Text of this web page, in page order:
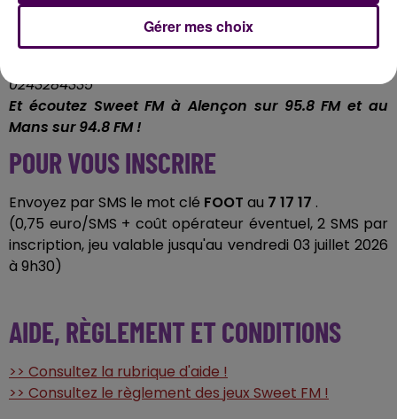
Zac de l'océane
0243284335
Et écoutez Sweet FM à Alençon sur 95.8 FM et au
Mans sur 94.8 FM !
POUR VOUS INSCRIRE
Envoyez par SMS le mot clé FOOT au 7 17 17 .
(0,75 euro/SMS + coût opérateur éventuel, 2 SMS par
inscription, jeu valable jusqu'au vendredi 03 juillet 2026
à 9h30)
AIDE, RÈGLEMENT ET CONDITIONS
>> Consultez la rubrique d'aide !
>> Consultez le règlement des jeux Sweet FM !
Gérer mes choix